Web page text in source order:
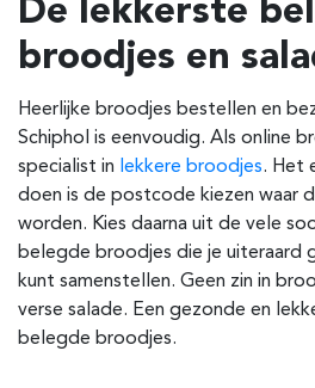
De lekkerste
broodjes en
Heerlijke broodjes bestellen en
Schiphol is eenvoudig. Als online
specialist in lekkere broodjes. Het
doen is de postcode kiezen waar
worden. Kies daarna uit de vele
belegde broodjes die je uiteraard
kunt samenstellen. Geen zin in
verse salade. Een gezonde en
belegde broodjes.